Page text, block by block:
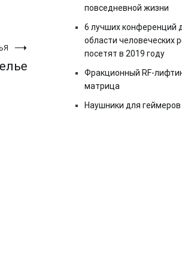
повседневной жизни
6 лучших конференций
области человеческих
посетят в 2019 году
Фракционный RF-
матрица
Наушники для геймеров